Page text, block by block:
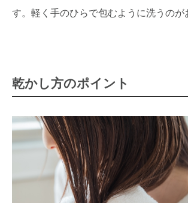
す。軽く手のひらで包むように洗うのが
乾かし方のポイント